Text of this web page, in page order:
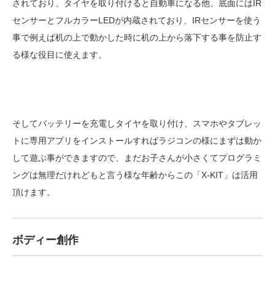
されており、タイヤを取り付けると自動車になる他、底面にはIR
センサーとフルカラーLEDが内蔵されており、IRセンサーを使う
事で例えば机の上で動かした時に机の上から落下する事を防止す
る様な役目に使えます。
そしてバッテリーを充電しタイヤを取り付け、スマホやタブレッ
トに専用アプリをインストールすればラジコンの様にまずは動か
して遊ぶ事ができますので、まだお子さんが小さくてプログラミ
ングは無理だけれどもと言う様な年齢からこの「X-KIT」は活用
頂けます。
ボディー創作